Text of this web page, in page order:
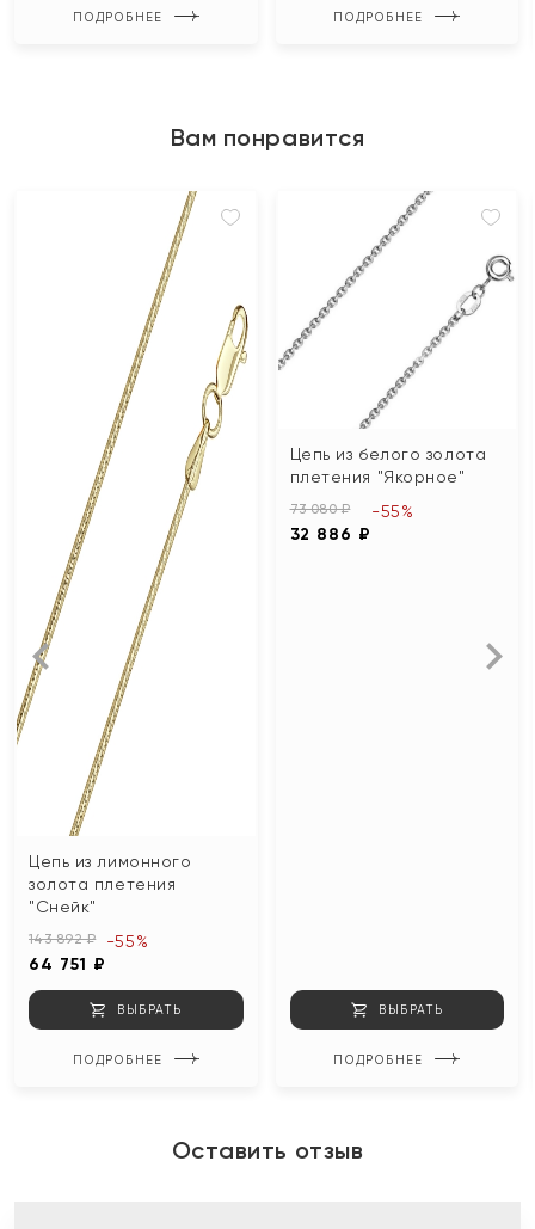
ПОДРОБНЕЕ ПОДРОБНЕЕ
Вам понравится
Цепь из лимонного
золота плетения
"Снейк"
143 892 ₽
64 751 ₽
-55%
ВЫБРАТЬ
ПОДРОБНЕЕ
Цепь из белого золота
плетения "Якорное"
73 080 ₽
32 886 ₽
-55%
ВЫБРАТЬ
ПОДРОБНЕЕ
Оставить отзыв